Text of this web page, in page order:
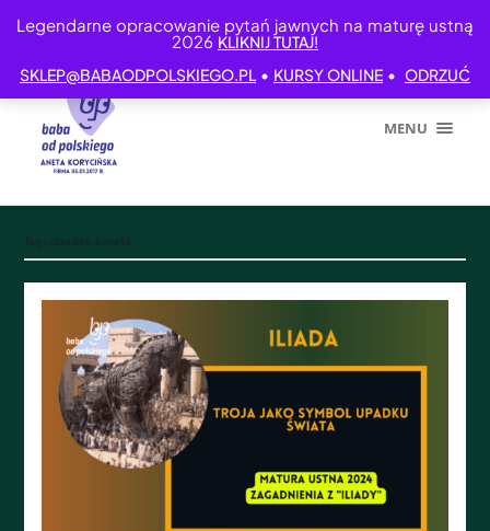
Legendarne opracowanie pytań jawnych na maturę ustną
2026 KLIKNIJ TUTAJ!
SKLEP@BABAODPOLSKIEGO.PL • KURSY ONLINE • ODRZUĆ
MENU